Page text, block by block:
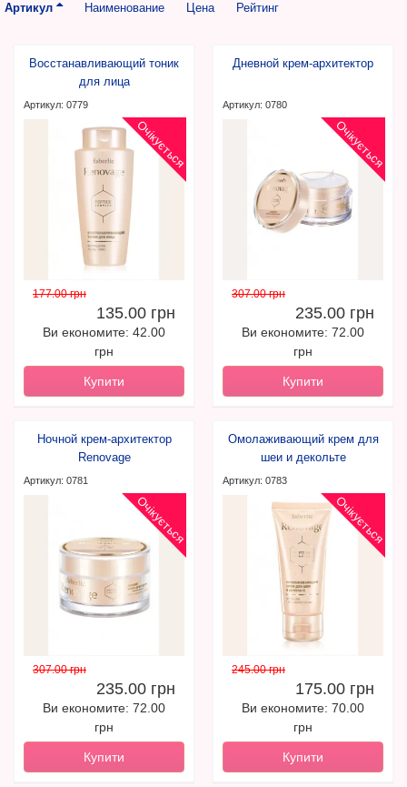
Артикул Наименование Цена Рейтинг
Восстанавливающий тоник
для лица
Артикул: 0779
Очікується
177.00 грн
135.00 грн
Ви економите: 42.00
грн
Купити
Дневной крем-архитектор
Артикул: 0780
Очікується
307.00 грн
235.00 грн
Ви економите: 72.00
грн
Купити
Ночной крем-архитектор
Renovage
Артикул: 0781
Очікується
307.00 грн
235.00 грн
Ви економите: 72.00
грн
Купити
Омолаживающий крем для
шеи и декольте
Артикул: 0783
Очікується
245.00 грн
175.00 грн
Ви економите: 70.00
грн
Купити